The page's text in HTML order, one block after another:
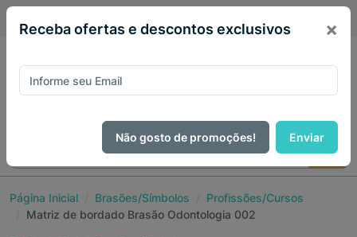
Página Inicial Brasões/Símbolos
Profissões/Cursos
Matriz de bordado Brasão Odontologia 002
Receba ofertas e descontos exclusivos ×
Não gosto de promoções! Enviar